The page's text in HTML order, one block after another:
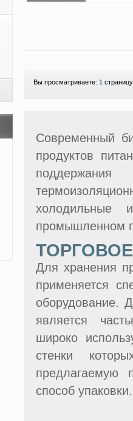
Вы просматриваете: 1
Современный
продуктов
холодильные
промышленном
Для хранения
применяется
оборудование.
является
широко
стенки
предлагаемую
способ